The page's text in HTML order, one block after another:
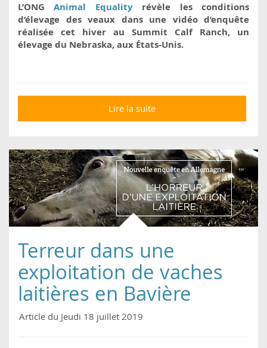
L’ONGAnimal Equalityrévèle les conditions
d’élevage des veaux dans une vidéo d’enquête
réalisée cet hiver au Summit Calf Ranch, un
élevage du Nebraska, aux États-Unis.
Lire la suite
du Nebraska
Terreur dans une
exploitation de vaches
laitières en Bavière
Article du Jeudi 18 juillet 2019